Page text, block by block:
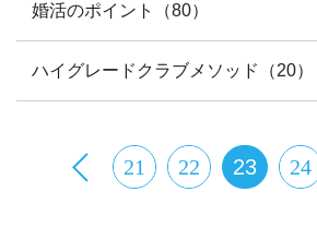
婚活のポイント（80）
ハイグレードクラブメソッド（20）
21 22 23 24